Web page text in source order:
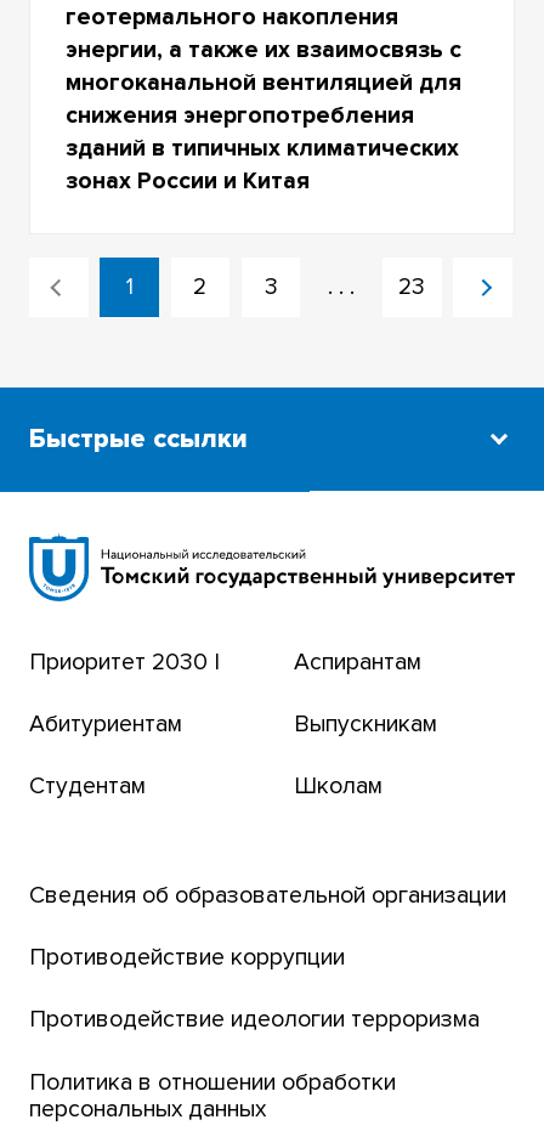
геотермального накопления
энергии, а также их взаимосвязь с
многоканальной вентиляцией для
снижения энергопотребления
зданий в типичных климатических
зонах России и Китая
1 2 3 . . . 23
Быстрые ссылки
Сибирский ботанический сад
Томский региональный центр коллективного
Транссибирский научный путь
Парк социогуманитарных технологий ТГУ
Английский для всех
ТГУ
Интернет-лицей
Открытые онлайн-курсы (MOOCs)
Приоритет 2030 |
Абитуриентам
Студентам
Аспирантам
Выпускникам
Школам
Сведения об образовательной организации
Противодействие коррупции
Противодействие идеологии терроризма
Политика в отношении обработки
персональных данных